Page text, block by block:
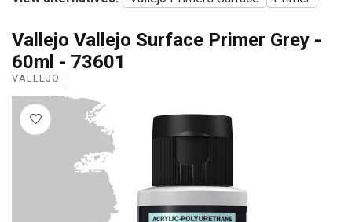
Vallejo Vallejo Surface Primer Grey -
60ml - 73601
VALLEJO